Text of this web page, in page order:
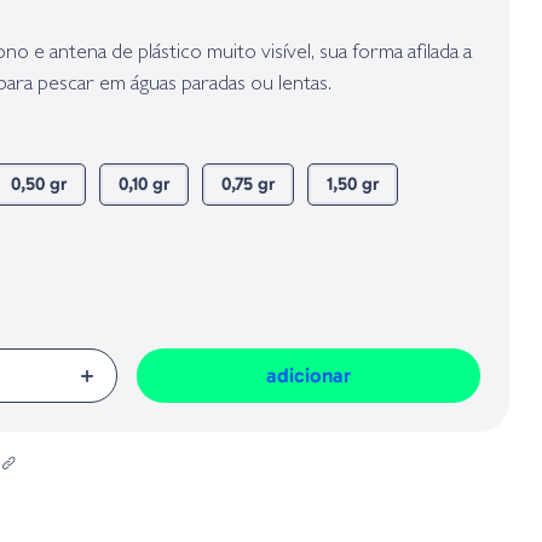
e antena de plástico muito visível, sua forma afilada a
pescar em águas paradas ou lentas.
0,50 gr 0,10 gr 0,75 gr 1,50 gr
adicionar